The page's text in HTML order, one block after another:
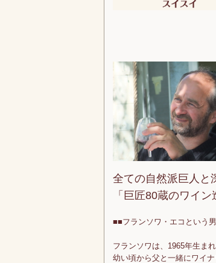
全ての自然派巨人と
「巨匠80蔵のワイ
■■フランソワ・エコという
フランソワは、1965年生まれ
幼い頃から父と一緒にワイ